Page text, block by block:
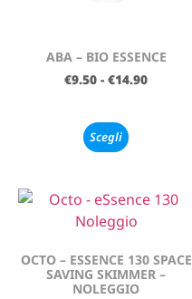
ABA – BIO ESSENCE
€9.50 - €14.90
Scegli
OCTO – ESSENCE 130 SPACE
SAVING SKIMMER –
NOLEGGIO